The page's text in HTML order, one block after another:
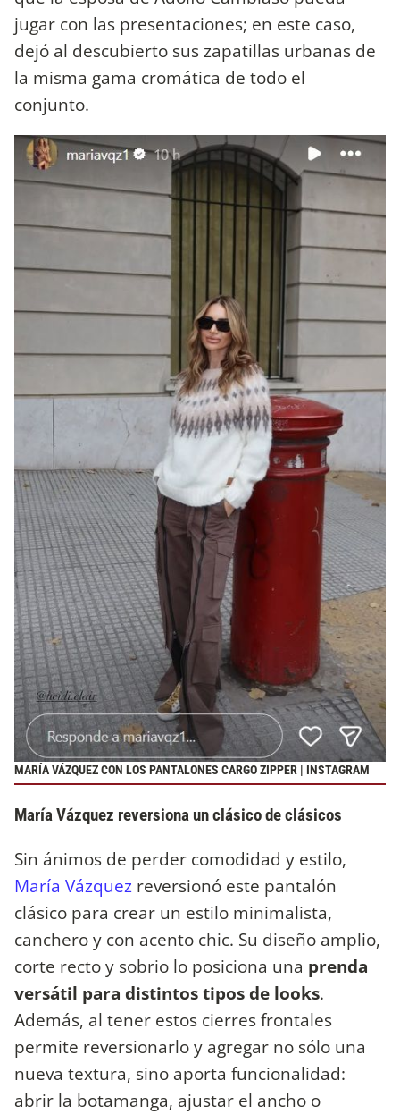
jugar con las presentaciones; en este caso,
dejó al descubierto sus zapatillas urbanas de
la misma gama cromática de todo el
conjunto.
MARÍA VÁZQUEZ CON LOS PANTALONES CARGO ZIPPER | INSTAGRAM
María Vázquez reversiona un clásico de clásicos
Sin ánimos de perder comodidad y estilo,
María Vázquez reversionó este pantalón
clásico para crear un estilo minimalista,
canchero y con acento chic. Su diseño amplio,
corte recto y sobrio lo posiciona una prenda
versátil para distintos tipos de looks.
Además, al tener estos cierres frontales
permite reversionarlo y agregar no sólo una
nueva textura, sino aporta funcionalidad:
abrir la botamanga, ajustar el ancho o